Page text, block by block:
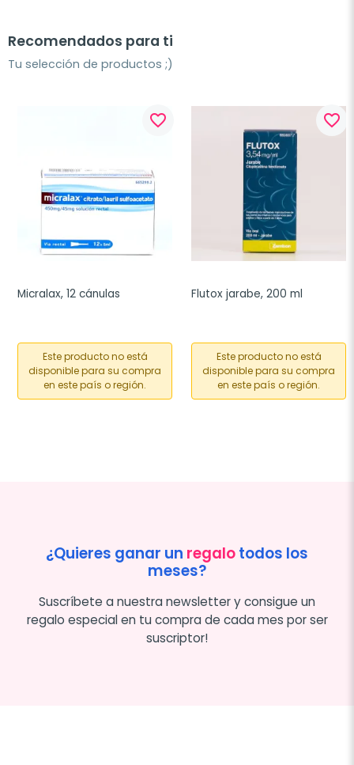
Recomendados para ti
Tu selección de productos ;)
favorite_border
Micralax, 12 cánulas
Este producto no está
disponible para su compra
en este país o región.
favorite_border
Flutox jarabe, 200 ml
Este producto no está
disponible para su compra
en este país o región.
¿Quieres ganar un regalotodos los
meses?
Suscríbete a nuestra newsletter y consigue un
regalo especial en tu compra de cada mes por ser
suscriptor!